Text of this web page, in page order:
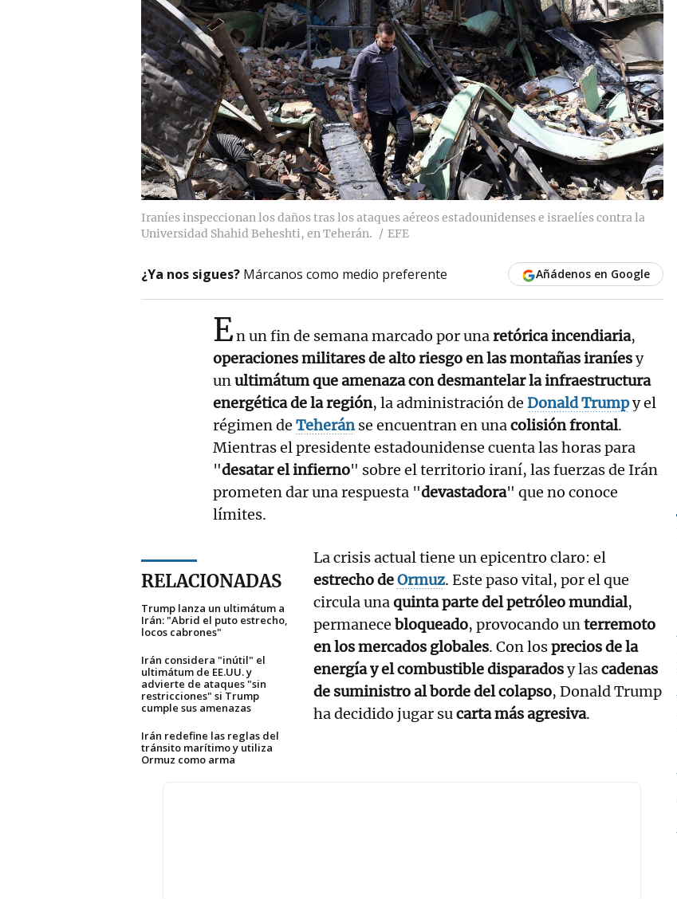
Iraníes inspeccionan los daños tras los ataques aéreos estadounidenses e israelíes contra la
Universidad Shahid Beheshti, en Teherán.
EFE
¿Ya nos sigues? Márcanos como medio preferente Añádenos en Google
En un fin de semana marcado por unaretórica incendiaria,
operaciones militares de alto riesgo en las montañas iraníesy
unultimátum que amenaza con desmantelar la infraestructura
energética de la región, la administración de Donald Trumpy el
régimen de Teherán se encuentran en unacolisión frontal.
Mientras el presidente estadounidense cuenta las horas para
"desatar el infierno" sobre el territorio iraní, las fuerzas de Irán
prometen dar una respuesta "devastadora" que no conoce
límites.
RELACIONADAS
Trump lanza un ultimátum a
Irán: "Abrid el puto estrecho,
locos cabrones"
Irán considera "inútil" el
ultimátum de EE.UU. y
advierte de ataques "sin
restricciones" si Trump
cumple sus amenazas
Irán redefine las reglas del
tránsito marítimo y utiliza
Ormuz como arma
La crisis actual tiene un epicentro claro: el
estrecho deOrmuz. Este paso vital, por el que
circula unaquinta parte del petróleo mundial,
permanecebloqueado, provocando unterremoto
en los mercados globales. Con losprecios de la
energía y el combustible disparadosy lascadenas
de suministro al borde del colapso, Donald Trump
ha decidido jugar sucarta más agresiva.